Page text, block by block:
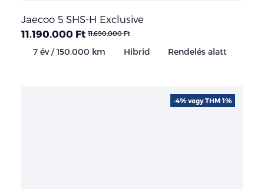
Jaecoo 5 SHS-H Exclusive
11.190.000 Ft 11.690.000 Ft
7 év / 150.000 km Hibrid Rendelés alatt
-4% vagy THM 1%